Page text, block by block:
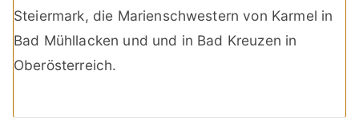
Steiermark, die Marienschwestern von Karmel in
Bad Mühllacken und und in Bad Kreuzen in
Oberösterreich.